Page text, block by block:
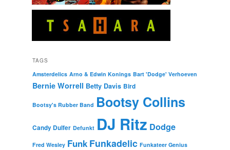
TAGS
Amsterdelics Arno & Edwin Konings Bart 'Dodge' Verhoeven
Bernie Worrell Betty Davis Bird
Bootsy's Rubber Band Bootsy Collins
Candy Dulfer Defunkt DJ Ritz Dodge
Fred Wesley Funk Funkadelic Funkateer Genius